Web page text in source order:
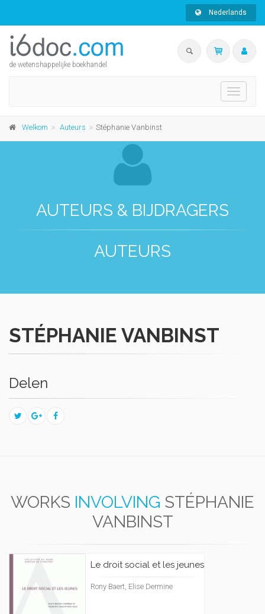
Nederlands
de wetenshappelijke boekhandel
Toggle
Welkom Auteurs Stéphanie Vanbinst
AUTEURS & BIJDRAGERS
AUTEURS
STÉPHANIE VANBINST
Delen
WORKS INVOLVING STÉPHANIE
VANBINST
Le droit social et les jeunes
Rony Baert, Elise Dermine